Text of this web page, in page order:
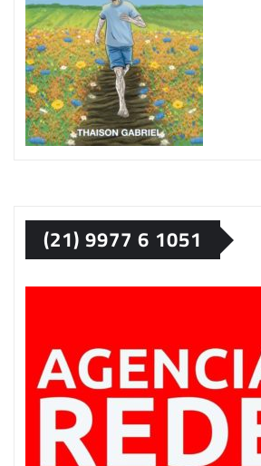
(21) 9977 6 1051